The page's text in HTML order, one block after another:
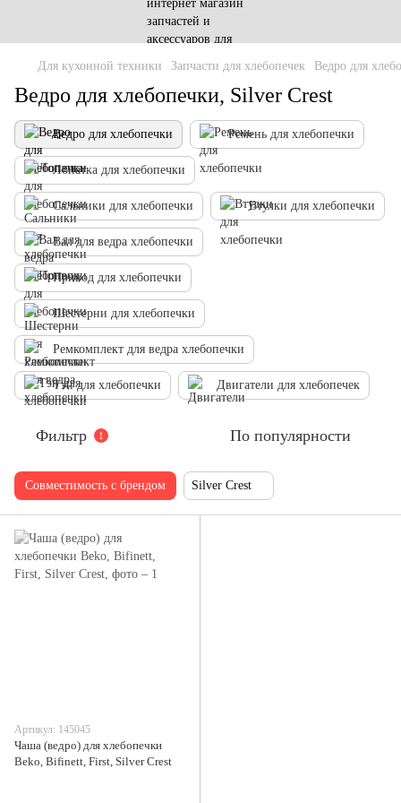
Для кухонной техники Запчасти для хлебопечек Ведро для
Ведро для хлебопечки, Silver Crest
Ведро для хлебопечки Ремень для хлебопечки
Лопатка для хлебопечки
Сальники для хлебопечки Втулки для хлебопечки
Вал для ведра хлебопечки
Привод для хлебопечки
Шестерни для хлебопечки
Ремкомплект для ведра хлебопечки
Тэн для хлебопечки Двигатели для хлебопечек
Фильтр 1 По популярности
Совместимость с брендом Silver Crest
Артикул: 145045
Чаша (ведро) для хлебопечки
Beko, Bifinett, First, Silver Crest